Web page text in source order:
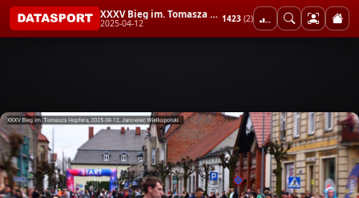
XXXV Bieg im. Tomasza Hopfera
2025-04-12 1423 (2)